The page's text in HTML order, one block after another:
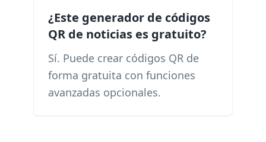
¿Este generador de códigos
QR de noticias es gratuito?
Sí. Puede crear códigos QR de
forma gratuita con funciones
avanzadas opcionales.